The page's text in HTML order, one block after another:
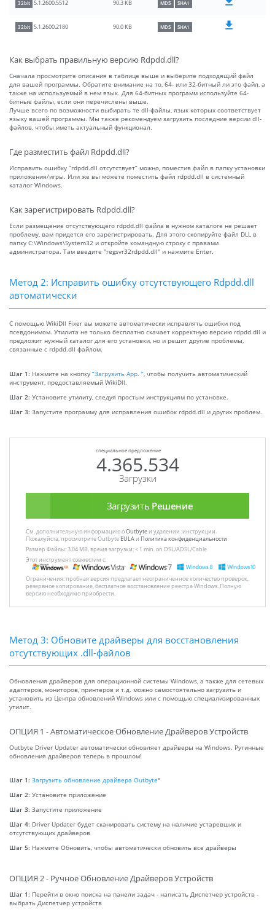
32bit 5.1.2600.5512 90.3 KB MD5 SHA1
32bit 5.1.2600.2180 90.0 KB MD5 SHA1
Как выбрать правильную версию Rdpdd.dll?
Сначала просмотрите описания в таблице выше и выберите подходящий файл
для вашей программы. Обратите внимание на то, 64- или 32-битный ли это файл, а
также на используемый в нем язык. Для 64-битных программ используйте 64-
битные файлы, если они перечислены выше.
Лучше всего по возможности выбирать те dll-файлы, язык которых соответствует
языку вашей программы. Мы также рекомендуем загрузить последние версии dll-
файлов, чтобы иметь актуальный функционал.
Где разместить файл Rdpdd.dll?
Исправить ошибку “rdpdd.dll отсутствует” можно, поместив файл в папку установки
приложения/игры. Или же вы можете поместить файл rdpdd.dll в системный
каталог Windows.
Как зарегистрировать Rdpdd.dll?
Если размещение отсутствующего rdpdd.dll файла в нужном каталоге не решает
проблему, вам придется его зарегистрировать. Для этого скопируйте файл DLL в
папку C:\Windows\System32 и откройте командную строку с правами
администратора. Там введите "regsvr32rdpdd.dll" и нажмите Enter.
Метод 2: Исправить ошибку отсутствующего Rdpdd.dll
автоматически
С помощью WikiDll Fixer вы можете автоматически исправлять ошибки под
псевдонимом. Утилита не только бесплатно скачает корректную версию rdpdd.dll и
предложит нужный каталог для его установки, но и решит другие проблемы,
связанные с rdpdd.dll файлом.
Шаг 1: Нажмите на кнопку “Загрузить App. ”, чтобы получить автоматический
инструмент, предоставляемый WikiDll.
Шаг 2: Установите утилиту, следуя простым инструкциям по установке.
Шаг 3: Запустите программу для исправления ошибок rdpdd.dll и других проблем.
специальное предложение
4.365.534
Загрузки
Загрузить Решение
См. дополнительную информацию оOutbyteи удалении :инструкции.
Пожалуйста, просмотрите Outbyte EULAи Политика конфиденциальности
Размер Файлы: 3.04 MB, время загрузки: < 1 min. on DSL/ADSL/Cable
Этот инструмент совместим с:
Ограничения: пробная версия предлагает неограниченное количество проверок,
резервное копирование, бесплатное восстановление реестра Windows. Полную
версию необходимо приобрести.
Метод 3: Обновите драйверы для восстановления
отсутствующих .dll-файлов
Обновления драйверов для операционной системы Windows, а также для сетевых
адаптеров, мониторов, принтеров и т.д. можно самостоятельно загрузить и
установить из Центра обновлений Windows или с помощью специализированных
утилит.
ОПЦИЯ 1 - Автоматическое Обновление Драйверов Устройств
Outbyte Driver Updater автоматически обновляет драйверы на Windows. Рутинные
обновления драйверов теперь в прошлом!
Шаг 1: Загрузить обновление драйвера Outbyte"
Шаг 2: Установите приложение
Шаг 3: Запустите приложение
Шаг 4: Driver Updater будет сканировать систему на наличие устаревших и
отсутствующих драйверов
Шаг 5: Нажмите Обновить, чтобы автоматически обновить все драйверы
ОПЦИЯ 2 - Ручное Обновление Драйверов Устройств
Шаг 1: Перейти в окно поиска на панели задач - написать Диспетчер устройств -
выбрать Диспетчер устройств